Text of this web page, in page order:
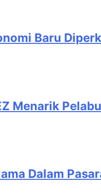
Baru
Menarik
Dalam